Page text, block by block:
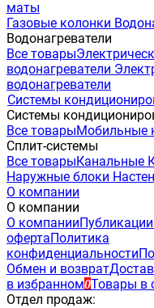
маты
Газовые колонки
Водонагреватели
Все товары
водонагреватели
водонагреватели
Системы
Системы
Все товарыМобильные
Сплит-системы
Все товарыКанальные
Наружные блоки
О компании
О компании
О компании
офертаПолитика
конфиденциальности
Обмен и возврат
в избранном0Товары в
Отдел продаж: